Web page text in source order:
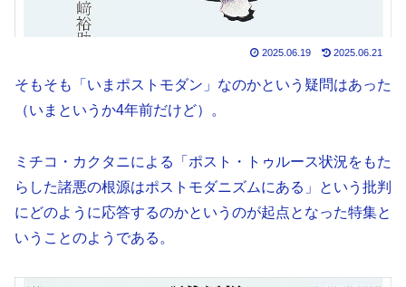
2025.06.19 2025.06.21
そもそも「いまポストモダン」なのかという疑問はあった
（いまというか4年前だけど）。
ミチコ・カクタニによる「ポスト・トゥルース状況をもた
らした諸悪の根源はポストモダニズムにある」という批判
にどのように応答するのかというのが起点となった特集と
いうことのようである。